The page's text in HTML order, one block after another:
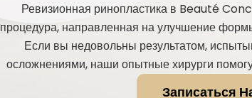
Подтяжка груди
Ревизионная ринопластика в Beauté
процедура, направленная на улучшение
Если вы недовольны результатом,
осложнениями, наши опытные хирурги
Записаться